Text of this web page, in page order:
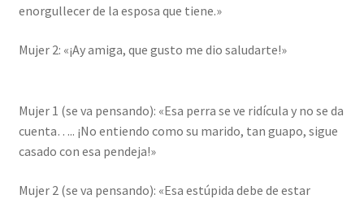
enorgullecer de la esposa que tiene.»
Mujer 2: «¡Ay amiga, que gusto me dio saludarte!»
Mujer 1 (se va pensando): «Esa perra se ve ridícula y no se da
cuenta….. ¡No entiendo como su marido, tan guapo, sigue
casado con esa pendeja!»
Mujer 2 (se va pensando): «Esa estúpida debe de estar